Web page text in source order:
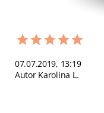
07.07.2019, 13:19
Autor Karolina L.